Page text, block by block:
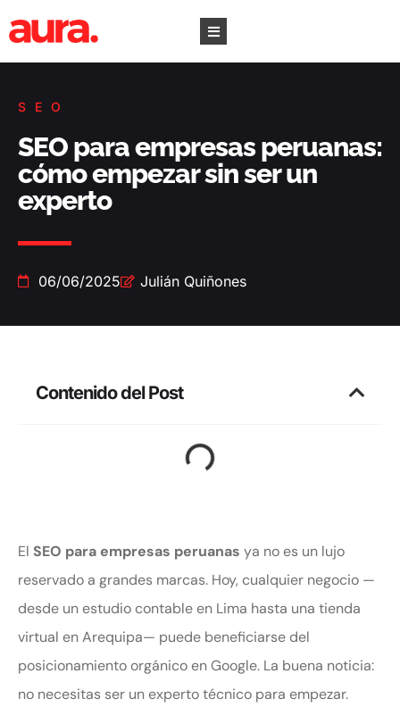
SEO
SEO para empresas peruanas:
cómo empezar sin ser un
experto
06/06/2025 Julián Quiñones
Contenido del Post
El SEO para empresas peruanas ya no es un lujo
reservado a grandes marcas. Hoy, cualquier negocio —
desde un estudio contable en Lima hasta una tienda
virtual en Arequipa— puede beneficiarse del
posicionamiento orgánico en Google. La buena noticia:
no necesitas ser un experto técnico para empezar.